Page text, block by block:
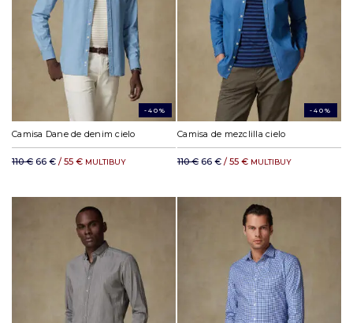
-40%
Camisa Dane de denim cielo
110 € 66 € / 55 € MULTIBUY
-40%
Camisa de mezclilla cielo
110 € 66 € / 55 € MULTIBUY